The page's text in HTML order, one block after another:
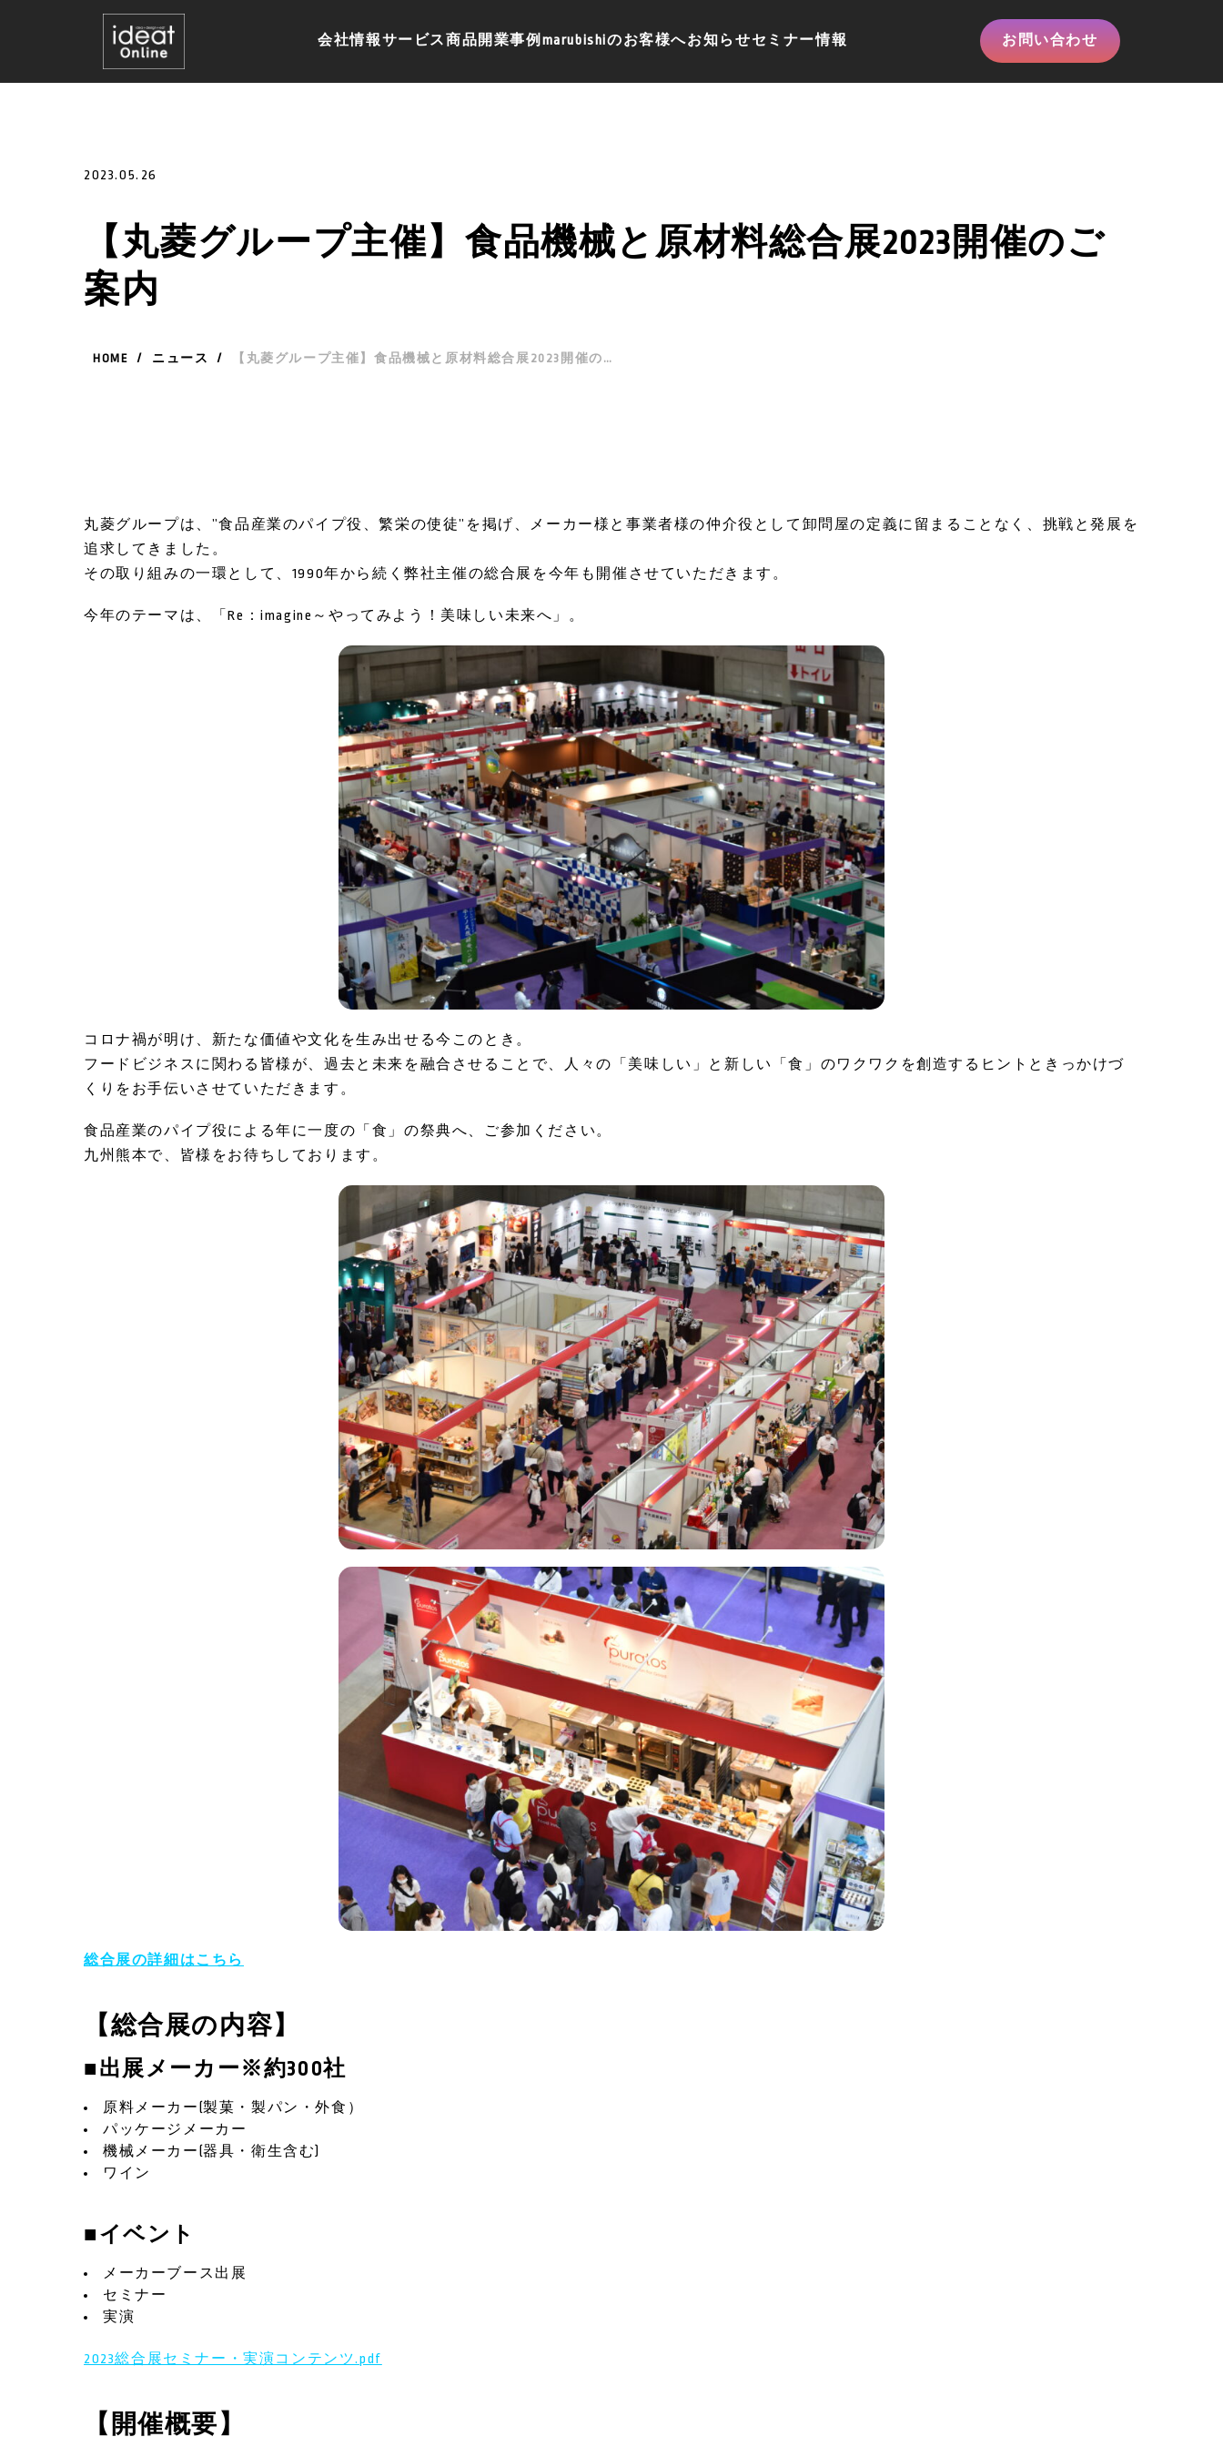
会社情報サービス 商品開業事例marubishiのお客様へお知らせセミナー情報 お問い合わせ
2023.05.26
【丸菱グループ主催】食品機械と原材料総合展2023開催のご
案内
HOME / ニュース / 【丸菱グループ主催】食品機械と原材料総合展2023開催のご案内
丸菱グループは、”食品産業のパイプ役、繁栄の使徒”を掲げ、メーカー様と事業者様の仲介役として卸問屋の定義に留まることなく、挑戦と発展を
追求してきました。
その取り組みの一環として、1990年から続く弊社主催の総合展を今年も開催させていただきます。
今年のテーマは、「Re：imagine～やってみよう！美味しい未来へ」。
コロナ禍が明け、新たな価値や文化を生み出せる今このとき。
フードビジネスに関わる皆様が、過去と未来を融合させることで、人々の「美味しい」と新しい「食」のワクワクを創造するヒントときっかけづ
くりをお手伝いさせていただきます。
食品産業のパイプ役による年に一度の「食」の祭典へ、ご参加ください。
九州熊本で、皆様をお待ちしております。
総合展の詳細はこちら
【総合展の内容】
■出展メーカー※約300社
原料メーカー(製菓・製パン・外食）
パッケージメーカー
機械メーカー(器具・衛生含む)
ワイン
■イベント
メーカーブース出展
セミナー
実演
2023総合展セミナー・実演コンテンツ.pdf
【開催概要】